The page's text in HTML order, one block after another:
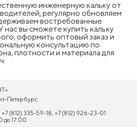
инженерную кальку от
регулярно обновляем
востребованные
нас вы сможете купить кальку
оформить оптовый заказ и
консультацию по
плотности и материала для
Петербург,
(812) 335-59-18, +7 (812) 926-23-01
до 17:00